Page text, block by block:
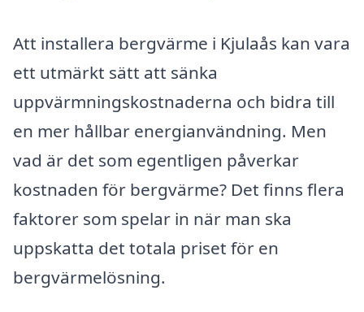
Att installera bergvärme i Kjulaås kan vara
ett utmärkt sätt att sänka
uppvärmningskostnaderna och bidra till
en mer hållbar energianvändning. Men
vad är det som egentligen påverkar
kostnaden för bergvärme? Det finns flera
faktorer som spelar in när man ska
uppskatta det totala priset för en
bergvärmelösning.